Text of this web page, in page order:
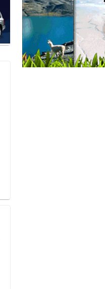
Cirugía Plástica
Belleza Integral